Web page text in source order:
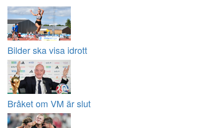
Bilder ska visa idrott
Bråket om VM är slut